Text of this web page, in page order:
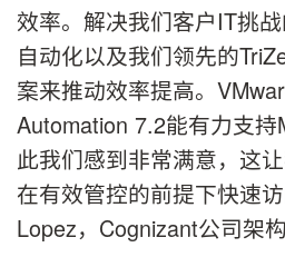
效率。解决我们客户IT挑
自动化以及我们领先的
案来推动效率提高。
Automation 7.2能有力支
此我们感到非常满意，这
在有效管控的前提下快速
Lopez，Cognizant公司架